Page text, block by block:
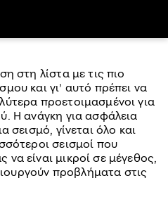
στη λίστα με τις πιο
και γι’ αυτό πρέπει να
προετοιμασμένοι για
Η ανάγκη για ασφάλεια
σεισμό, γίνεται όλο και
σεισμοί που
είναι μικροί σε μέγεθος,
προβλήματα στις